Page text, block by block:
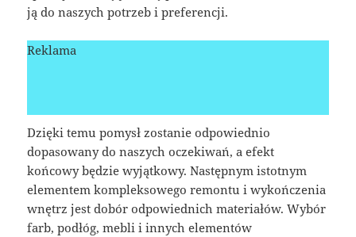
ją do naszych potrzeb i preferencji.
Reklama
Dzięki temu pomysł zostanie odpowiednio
dopasowany do naszych oczekiwań, a efekt
końcowy będzie wyjątkowy. Następnym istotnym
elementem kompleksowego remontu i wykończenia
wnętrz jest dobór odpowiednich materiałów. Wybór
farb, podłóg, mebli i innych elementów